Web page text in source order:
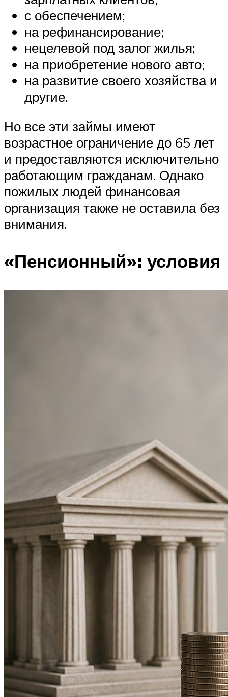
с обеспечением;
на рефинансирование;
нецелевой под залог жилья;
на приобретение нового авто;
на развитие своего хозяйства и
другие.
Но все эти займы имеют
возрастное ограничение до 65 лет
и предоставляются исключительно
работающим гражданам. Однако
пожилых людей финансовая
организация также не оставила без
внимания.
«Пенсионный»: условия